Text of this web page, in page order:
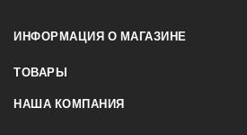
ИНФОРМАЦИЯ О МАГАЗИНЕ
ТОВАРЫ
НАША КОМПАНИЯ